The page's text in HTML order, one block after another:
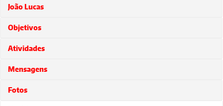
João Lucas
Objetivos
Atividades
Mensagens
Fotos